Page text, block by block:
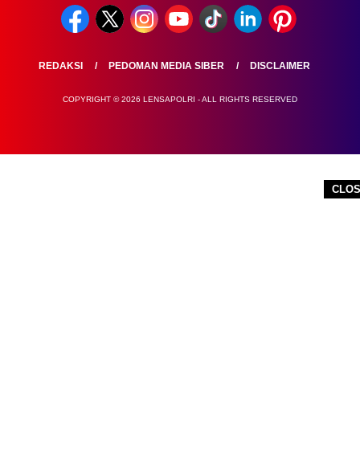
REDAKSI PEDOMAN MEDIA SIBER DISCLAIMER
COPYRIGHT © 2026 LENSAPOLRI - ALL RIGHTS RESERVED